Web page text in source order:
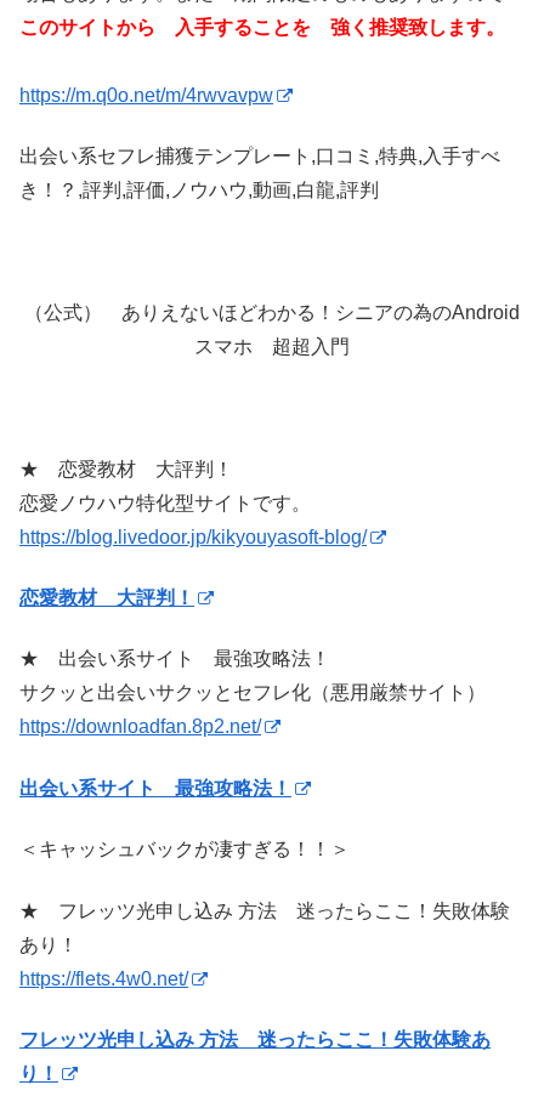
このサイトから 入手することを 強く推奨致します。
https://m.q0o.net/m/4rwvavpw
出会い系セフレ捕獲テンプレート,口コミ,特典,入手すべ
き！？,評判,評価,ノウハウ,動画,白龍,評判
（公式） ありえないほどわかる！シニアの為のAndroid
スマホ 超超入門
★ 恋愛教材 大評判！
恋愛ノウハウ特化型サイトです。
https://blog.livedoor.jp/kikyouyasoft-blog/
恋愛教材 大評判！
★ 出会い系サイト 最強攻略法！
サクッと出会いサクッとセフレ化（悪用厳禁サイト）
https://downloadfan.8p2.net/
出会い系サイト 最強攻略法！
＜キャッシュバックが凄すぎる！！＞
★ フレッツ光申し込み 方法 迷ったらここ！失敗体験
あり！
https://flets.4w0.net/
フレッツ光申し込み 方法 迷ったらここ！失敗体験あ
り！